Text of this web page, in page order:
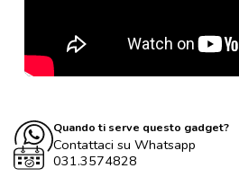
Quando ti serve questo gadget?
Contattaci su Whatsapp
031.3574828